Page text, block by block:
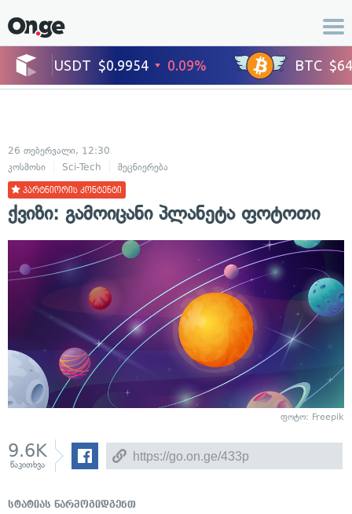
26 თებერვალი, 12:30
კოსმოსი
Sci-Tech მეცნიერება
პარტნიორის კონტენტი
ქვიზი: გამოიცანი პლანეტა ფოტოთი
ფოტო: Freepik
9.6K
წაკითხვა
სტატიას წარმოგიდგენთ